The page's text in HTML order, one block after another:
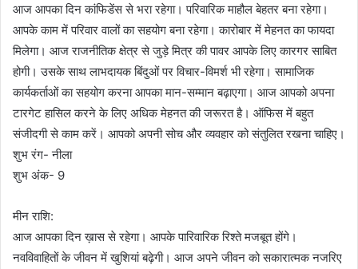
आज आपका दिन कांफिडेंस से भरा रहेगा। परिवारिक माहौल बेहतर बना रहेगा।
आपके काम में परिवार वालों का सहयोग बना रहेगा। कारोबार में मेहनत का फायदा
मिलेगा। आज राजनीतिक क्षेत्र से जुड़े मित्र की पावर आपके लिए कारगर साबित
होगी। उसके साथ लाभदायक बिंदुओं पर विचार-विमर्श भी रहेगा। सामाजिक
कार्यकर्ताओं का सहयोग करना आपका मान-सम्मान बढ़ाएगा। आज आपको अपना
टारगेट हासिल करने के लिए अधिक मेहनत की जरूरत है। ऑफिस में बहुत
संजीदगी से काम करें। आपको अपनी सोच और व्यवहार को संतुलित रखना चाहिए।
शुभ रंग- नीला
शुभ अंक- 9
मीन राशि:
आज आपका दिन ख़ास से रहेगा। आपके पारिवारिक रिश्ते मजबूत होंगे।
नवविवाहितों के जीवन में खुशियां बढ़ेगी। आज अपने जीवन को सकारात्मक नजरिए